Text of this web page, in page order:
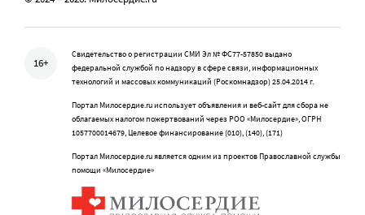
16+
Свидетельство о регистрации СМИ Эл № ФС77-57850 выдано
федеральной службой по надзору в сфере связи, информационных
технологий и массовых коммуникаций (Роскомнадзор) 25.04.2014 г.
Портал Милосердие.ru использует объявления и веб-сайт для сбора не
облагаемых налогом пожертвований через РОО «Милосердие», ОГРН
1057700014679, Целевое финансирование (010), (140), (171)
Портал Милосердие.ru является одним из проектов Православной службы
помощи «Милосердие»